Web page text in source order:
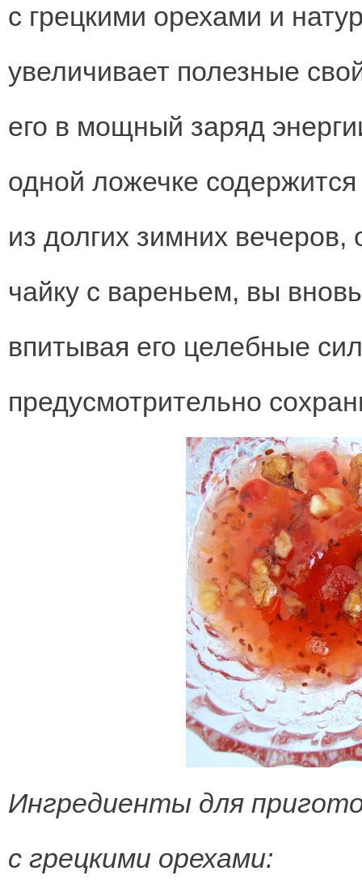
с грецкими орехами и
увеличивает полезные
его в мощный заряд
одной ложечке
из долгих зимних вечеров,
чайку с вареньем, вы
впитывая его целебные
предусмотрительно
Ингредиенты для
с грецкими орехами: